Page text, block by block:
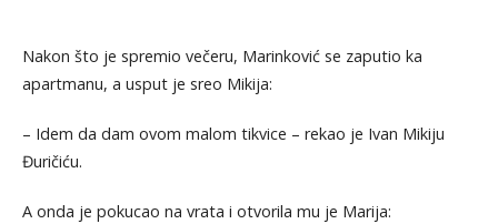
Nakon što je spremio večeru, Marinković se zaputio ka
apartmanu, a usput je sreo Mikija:
– Idem da dam ovom malom tikvice – rekao je Ivan Mikiju
Đuričiću.
A onda je pokucao na vrata i otvorila mu je Marija: